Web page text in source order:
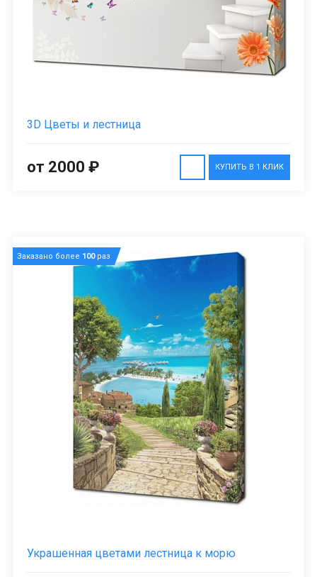
3D Цветы и лестница
КУПИТЬ В 1 КЛИК
от 2000 ₽
Заказано более 100раз
Украшенная цветами лестница к морю